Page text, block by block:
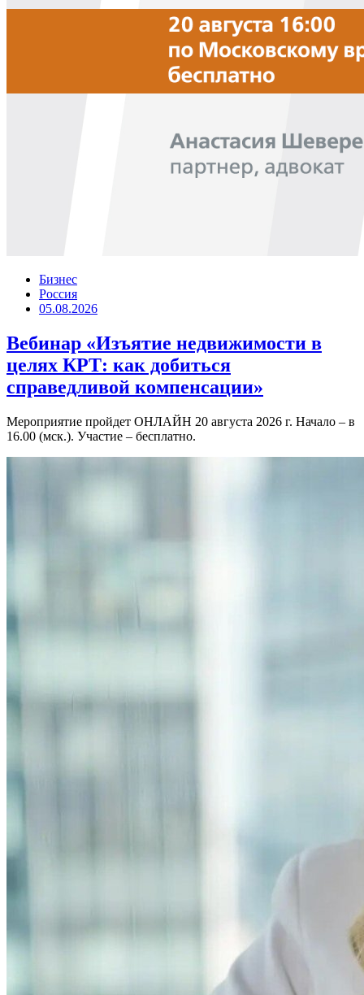
Бизнес
Россия
05.08.2026
Вебинар «Изъятие недвижимости в
целях КРТ: как добиться
справедливой компенсации»
Мероприятие пройдет ОНЛАЙН 20 августа 2026 г. Начало – в
16.00 (мск.). Участие – бесплатно.